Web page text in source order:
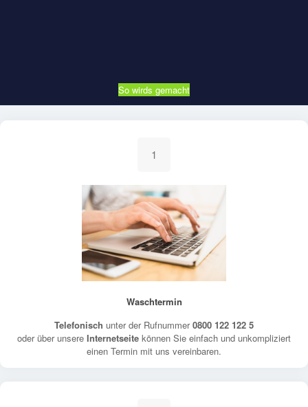
So wirds gemacht
1
Waschtermin
Telefonisch unter der Rufnummer0800 122 122 5
oder über unsere Internetseite können Sie einfach und unkompliziert
einen Termin mit uns vereinbaren.